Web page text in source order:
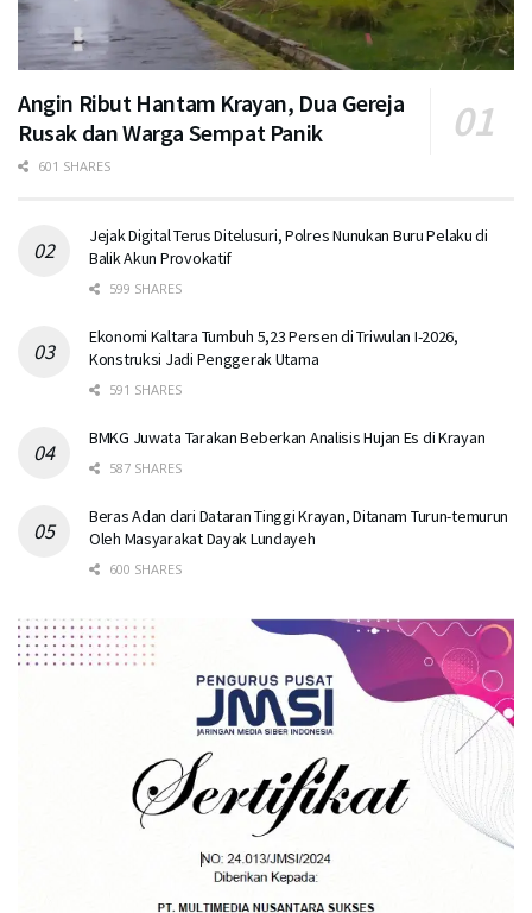
Angin Ribut Hantam Krayan, Dua Gereja
Rusak dan Warga Sempat Panik
601 SHARES
Jejak Digital Terus Ditelusuri, Polres Nunukan Buru Pelaku di
Balik Akun Provokatif
599 SHARES
Ekonomi Kaltara Tumbuh 5,23 Persen di Triwulan I-2026,
Konstruksi Jadi Penggerak Utama
591 SHARES
BMKG Juwata Tarakan Beberkan Analisis Hujan Es di Krayan
587 SHARES
Beras Adan dari Dataran Tinggi Krayan, Ditanam Turun-temurun
Oleh Masyarakat Dayak Lundayeh
600 SHARES